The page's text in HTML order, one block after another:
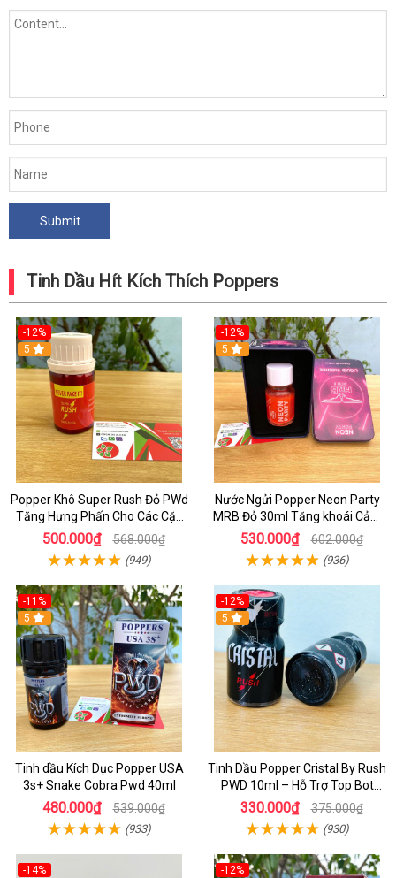
Tinh Dầu Hít Kích Thích Poppers
-12%
5
Popper Khô Super Rush Đỏ PWd
Tăng Hưng Phấn Cho Các Cặp
Đôi
500.000₫ 568.000₫
(949)
-12%
5
Nước Ngửi Popper Neon Party
MRB Đỏ 30ml Tăng khoái Cảm
Mạnh Hộp THiếc
530.000₫ 602.000₫
(936)
-11%
5
Tinh dầu Kích Dục Popper USA
3s+ Snake Cobra Pwd 40ml
480.000₫ 539.000₫
(933)
-12%
5
Tinh Dầu Popper Cristal By Rush
PWD 10ml – Hỗ Trợ Top Bot
Sung Mãn
330.000₫ 375.000₫
(930)
-14% -12%